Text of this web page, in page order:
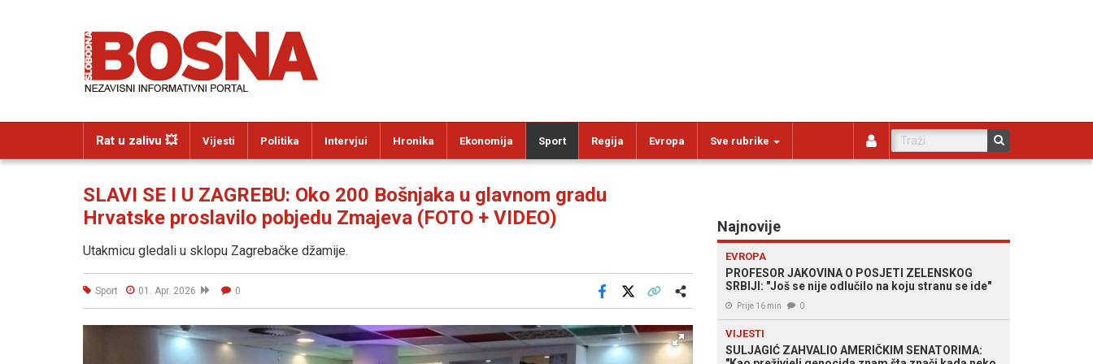
Rat u zalivu 💥 Vijesti Politika Intervjui Hronika Ekonomija Sport Regija Evropa Sve rubrike
SLAVI SE I U ZAGREBU: Oko 200 Bošnjaka u glavnom gradu
Hrvatske proslavilo pobjedu Zmajeva (FOTO + VIDEO)
Utakmicu gledali u sklopu Zagrebačke džamije.
Sport 01. Apr. 2026 0
Facebook
Najnovije
EVROPA
PROFESOR JAKOVINA O POSJETI ZELENSKOG
SRBIJI: "Još se nije odlučilo na koju stranu se ide"
Prije 16 min 0
VIJESTI
SULJAGIĆ ZAHVALIO AMERIČKIM SENATORIMA: